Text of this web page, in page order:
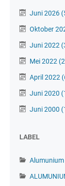
Juni 2026
Oktober
Juni 2022
Mei 2022
April 2022
Juni 2020
Juni 2000
LABEL
Alumunium